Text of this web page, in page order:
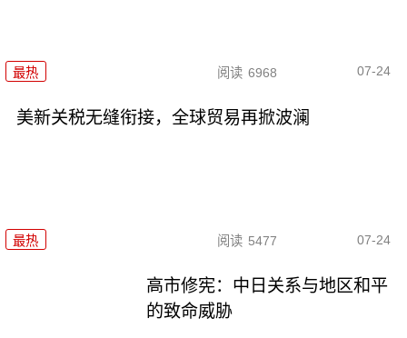
最热 阅读 6968 07-24
美新关税无缝衔接，全球贸易再掀波澜
最热 阅读 5477 07-24
高市修宪：中日关系与地区和平
的致命威胁